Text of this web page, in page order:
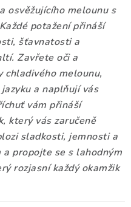
zboží
Recenze
osvěžujícího melounu s
potažení přináší
šťavnatosti a
Zavřete oči a
melounu,
a naplňují vás
vám přináší
který vás zaručeně
sladkosti, jemnosti a
propojte se s lahodným
rozjasní každý okamžik